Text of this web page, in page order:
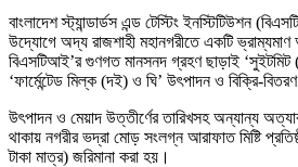
বাংলাদেশ স্ট্যান্ডার্ডস এন্ড টেস্টিং ইনস্টিটিউশন
উদ্যোগে অদ্য রাজশাহী মহানগরীতে একটি
বিএসটিআই’র গুণগত মানসনদ গ্রহণ ছাড়াই ‘সুইটমিট
‘ফার্মেন্টেড মিল্ক (দই) ও ঘি’ উৎপাদন ও বিক্রি-
উৎপাদন ও মেয়াদ উত্তীর্ণের তারিখসহ অন্যান্য
থাকায় নগরীর ভদ্রা মোড় সংলগ্ন আরাফাত মিষ্টি
টাকা মাত্র) জরিমানা করা হয়।